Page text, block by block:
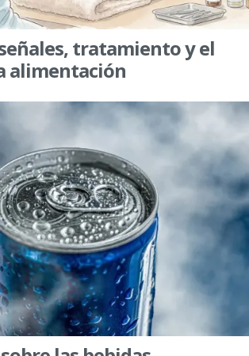
tratamiento y el
alimentación